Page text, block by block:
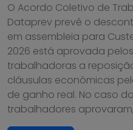
O Acordo Coletivo de
Dataprev prevê o
em assembleia para
2026 está aprovada
trabalhadoras a
cláusulas econômicas
de ganho real. No caso
trabalhadores